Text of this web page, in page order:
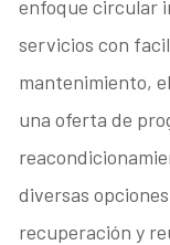
enfoque circular
servicios con
mantenimiento,
una oferta de
diversas
recuperación y